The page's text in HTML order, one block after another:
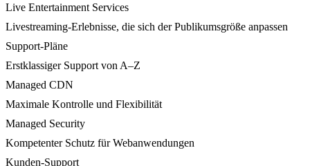
Live Entertainment Services
Livestreaming-Erlebnisse, die sich der Publikumsgröße anpassen
Support-Pläne
Erstklassiger Support von A–Z
Managed CDN
Maximale Kontrolle und Flexibilität
Managed Security
Kompetenter Schutz für Webanwendungen
Kunden-Support